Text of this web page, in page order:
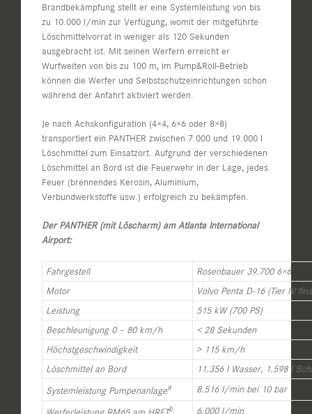
Brandbekämpfung stellt er eine Systemleistung von bis
zu 10.000 l/min zur Verfügung, womit der mitgeführte
Löschmittelvorrat in weniger als 120 Sekunden
ausgebracht ist. Mit seinen Werfern erreicht er
Wurfweiten von bis zu 100 m, im Pump&Roll-Betrieb
können die Werfer und Selbstschutzeinrichtungen schon
während der Anfahrt aktiviert werden.
Je nach Achskonfiguration (4×4, 6×6 oder 8×8)
transportiert ein PANTHER zwischen 7.000 und 19.000 l
Löschmittel zum Einsatzort. Aufgrund der verschiedenen
Löschmittel an Bord ist die Feuerwehr in der Lage, jedes
Feuer (brennendes Kerosin, Aluminium,
Verbundwerkstoffe usw.) erfolgreich zu bekämpfen.
Der PANTHER (mit Löscharm) am Atlanta International
Airport:
Fahrgestell
Rosenbauer 39.700 6×6
Motor
Volvo Penta D-16 (Tier IV
Leistung
515 kW (700 PS)
Beschleunigung 0 – 80 km/h
< 28 Sekunden
Höchstgeschwindigkeit
> 115 km/h
Löschmittel an Bord
11.356 l Wasser, 1.598 l
Systemleistung Pumpenanlagea
8.516 l/min bei 10 bar
b 6.000 l/min